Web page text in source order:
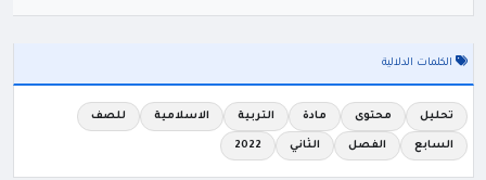
الكلمات الدلالية
تحليل محتوى مادة التربية الاسلامية للصف
السابع الفصل الثاني 2022